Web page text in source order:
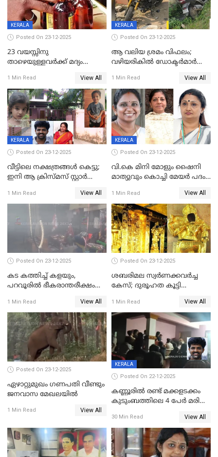
KERALA
Posted On 23-12-2025
23 വയസ്സിനു
താഴെയുള്ളവർക്ക് മദ്യം
നടപടി;സ്ഥാപനങ്ങൾക്കെതിരെ
രണ്ട് കേസുകൾ
1 Min Read View All
KERALA
Posted On 23-12-2025
ആ വലിയ ശ്രമം വിഫലം;
വഴിയരികില്‍ ‌ഡോക്ടര്‍മാര്‍
മരണത്തിന് കീഴടങ്ങി
1 Min Read View All
KERALA
Posted On 23-12-2025
വീട്ടിലെ നക്ഷത്രങ്ങൾ കെട്ടു;
ഇനി ആ ക്രിസ്മസ് സ്റ്റാർ
വേണ്ടിയുള്ള
പിടിവലിക്കിടയിൽ
അപ്പൂപ്പനെതിരെ പോക്സോ
കേസ് ഒടുവിൽ 4 ജീവനുകൾ
പൊലിഞ്ഞു
1 Min Read View All
KERALA
Posted On 23-12-2025
വി.കെ മിനി മോളും ഷൈനി
മാത്യുവും കൊച്ചി മേയർ പദം
മേയറാകില്ല
1 Min Read View All
Posted On 23-12-2025
കട കത്തിച്ച് കളയും,
പറവൂരില്‍ ഭീകരാന്തരീക്ഷം
1 Min Read View All
Posted On 23-12-2025
ശബരിമല സ്വര്‍ണക്കവര്‍ച്ച
കേസ്; ദുരൂഹത കൂട്ടി
1 Min Read View All
Posted On 23-12-2025
ഏഴാറ്റുമുഖം ഗണപതി വീണ്ടും
ജനവാസ മേഖലയിൽ
1 Min Read View All
KERALA
Posted On 22-12-2025
കണ്ണൂരിൽ രണ്ട് മക്കളടക്കം
കുടുംബത്തിലെ 4 പേർ മരിച്ച
30 Min Read View All